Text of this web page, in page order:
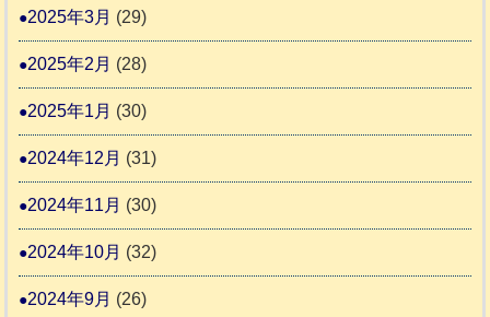
2025年3月 (29)
2025年2月 (28)
2025年1月 (30)
2024年12月 (31)
2024年11月 (30)
2024年10月 (32)
2024年9月 (26)